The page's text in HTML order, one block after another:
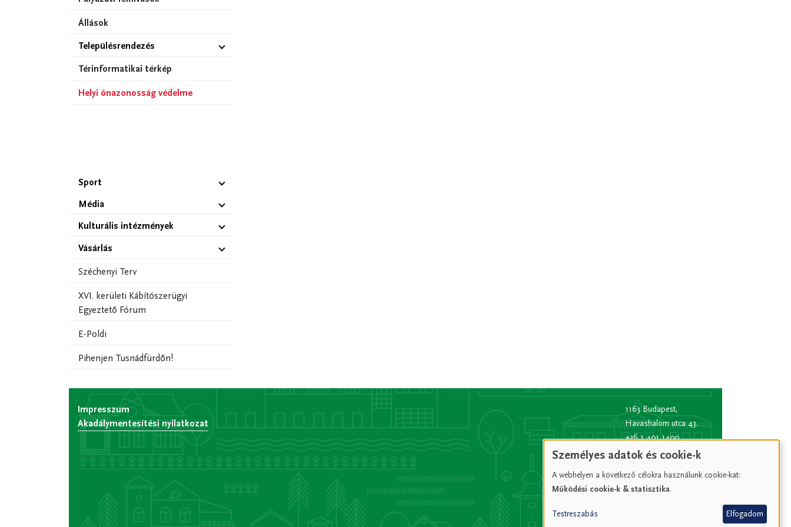
Állások
Településrendezés
Térinformatikai térkép
Helyi önazonosság védelme
Sport
Média
Kulturális intézmények
Vásárlás
Széchenyi Terv
XVI. kerületi Kábítószerügyi
Egyeztető Fórum
E-Poldi
Pihenjen Tusnádfürdőn!
Impresszum
Akadálymentesítési nyilatkozat
1163 Budapest,
Havashalom utca 43.
+36 1 401 1400
info[kukac]bp16.hu
Hivatali kapu rövid
név:XVIPOLG
Személyes adatok és cookie-k
A webhelyen a következő célokra használunk cookie-kat:
Működési cookie-k & statisztika.
Testreszabás Elfogadom